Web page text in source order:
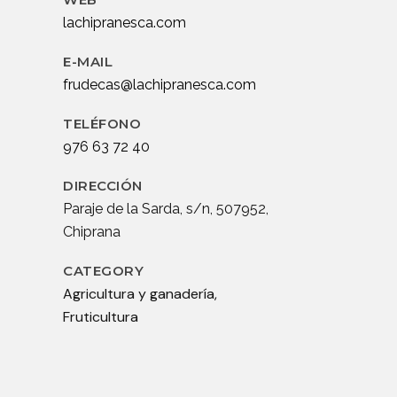
lachipranesca.com
E-MAIL
frudecas@lachipranesca.com
TELÉFONO
976 63 72 40
DIRECCIÓN
Paraje de la Sarda, s/n, 507952,
Chiprana
CATEGORY
Agricultura y ganadería,
Fruticultura